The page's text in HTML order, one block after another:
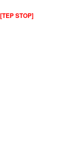
[TEP STOP]